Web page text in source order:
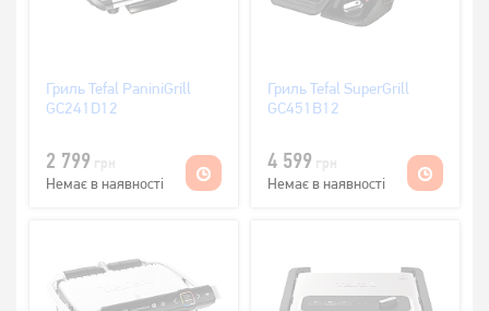
Гриль Tefal PaniniGrill
GC241D12
2 799
Немає в наявності
Гриль Tefal SuperGrill
GC451B12
4 599
Немає в наявності